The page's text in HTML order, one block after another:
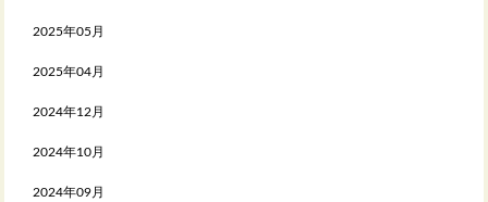
2025年05月
2025年04月
2024年12月
2024年10月
2024年09月